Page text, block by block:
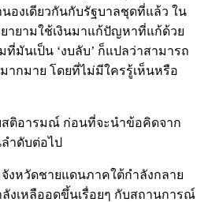
นองเดียวกันกับรัฐบาลชุดที่แล้ว ใน
ยามใช้เงินมาแก้ปัญหาที่แก้ด้วย
ที่มันเป็น ‘งบลับ’ ก็แปลว่าสามารถ
ากมาย โดยที่ไม่มีใครรู้เห็นหรือ
สติอารมณ์ ก่อนที่จะนำข้อคิดจาก
ำดับต่อไป
งหวัดชายแดนภาคใต้กำลังกลาย
งเหลืออดขึ้นเรื่อยๆ กับสถานการณ์